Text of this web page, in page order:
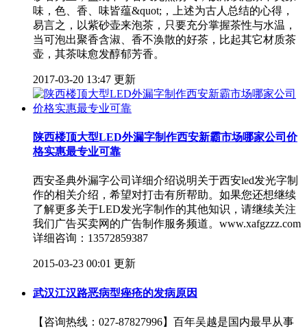
味，色、香、味皆蕴&quot;，上述为古人总结的心得，
易言之，以紫砂壶来泡茶，只要充分掌握茶性与水温，
当可泡出聚香含淑、香不涣散的好茶，比起其它材质茶
壶，其茶味愈发醇郁芳香。
2017-03-20 13:47 更新
陕西楼顶大型LED外漏字制作西安新霸市场哪家公司价
格实惠最专业可靠
西安圣典外漏字公司详细介绍说明关于西安led发光字制
作的相关介绍，希望对打击有所帮助。如果您还想继续
了解更多关于LED发光字制作的其他知识，请继续关注
我们广告买卖网的广告制作服务频道。www.xafgzzz.com
详细咨询：13572859387​
2015-03-23 00:01 更新
武汉江汉路恶病型痤疮的发病原因
【咨询热线：027-87827996】百年吴越是国内最早从事